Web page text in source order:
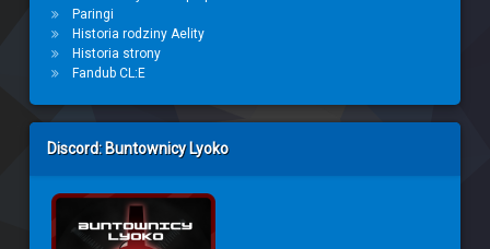
Paringi
Historia rodziny Aelity
Historia strony
Fandub CL:E
Discord: Buntownicy Lyoko